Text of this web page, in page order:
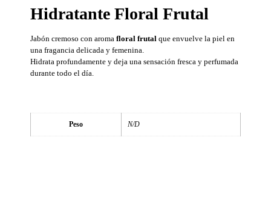
Hidratante Floral Frutal
Jabón cremoso con aroma floral frutal que envuelve la piel en
una fragancia delicada y femenina.
Hidrata profundamente y deja una sensación fresca y perfumada
durante todo el día.
Peso N/D